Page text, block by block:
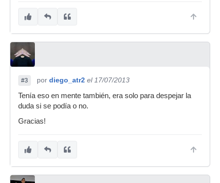
#3 por diego_atr2 el 17/07/2013
Tenía eso en mente también, era solo para despejar la
duda si se podía o no.
Gracias!